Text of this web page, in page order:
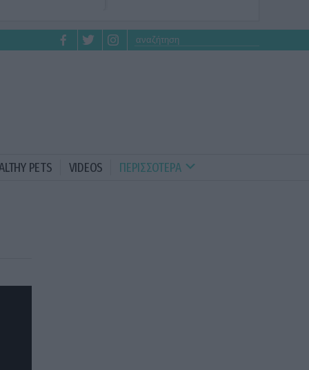
PETS VIDEOS ΠΕΡΙΣΣΟΤΕΡΑ